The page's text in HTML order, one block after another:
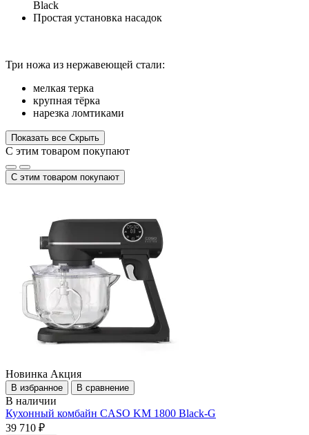
Black
Простая установка насадок
Три ножа из нержавеющей стали:
мелкая терка
крупная тёрка
нарезка ломтиками
Показать все Скрыть
С этим товаром покупают
С этим товаром покупают
Новинка Акция
В избранное В сравнение
В наличии
Кухонный комбайн CASO KM 1800 Black-G
39 710 ₽